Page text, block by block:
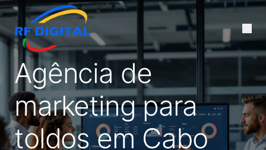
Agência de
marketing para
toldos em Cabo